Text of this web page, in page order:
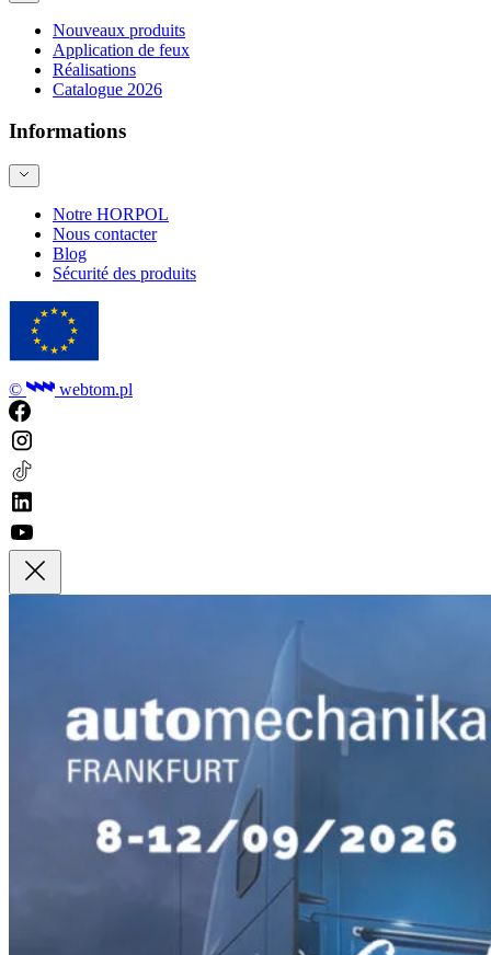
Nouveaux produits
Application de feux
Réalisations
Catalogue 2026
Informations
Notre HORPOL
Nous contacter
Blog
Sécurité des produits
© webtom.pl